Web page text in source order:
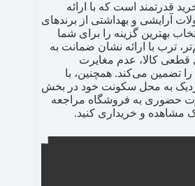
قدرتمند است که با ارائه
آرایشی و بهداشتی از برندهای
بهترین گزینه را برای شما
ترب با ارائه نشان ضمانت به
قطعی کالا، عدم مغایرت
تضمین می‌کند. همچنین، با
به محل سکونت خود در بخش
حضوری به فروشگاه مراجعه
مشاهده و خریداری کنید.